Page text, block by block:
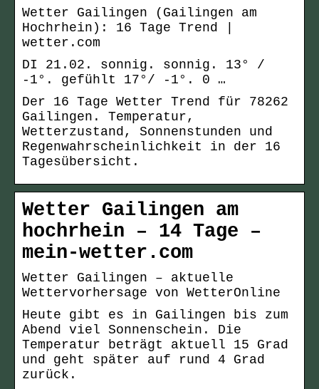
Wetter Gailingen (Gailingen am
Hochrhein): 16 Tage Trend |
wetter.com
DI 21.02. sonnig. sonnig. 13° /
-1°. gefühlt 17°/ -1°. 0 …
Der 16 Tage Wetter Trend für 78262
Gailingen. Temperatur,
Wetterzustand, Sonnenstunden und
Regenwahrscheinlichkeit in der 16
Tagesübersicht.
Wetter Gailingen am
hochrhein – 14 Tage –
mein-wetter.com
Wetter Gailingen – aktuelle
Wettervorhersage von WetterOnline
Heute gibt es in Gailingen bis zum
Abend viel Sonnenschein. Die
Temperatur beträgt aktuell 15 Grad
und geht später auf rund 4 Grad
zurück.